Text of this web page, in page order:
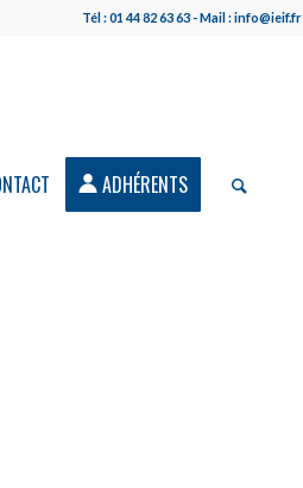
Tél : 01 44 82 63 63 - Mail : info@ieif.fr
ADHÉRENTS